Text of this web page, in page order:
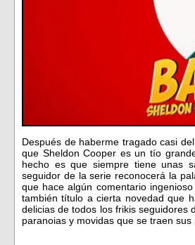
Después de haberme tragado casi
que Sheldon Cooper es un tío
hecho es que siempre tiene unas
seguidor de la serie reconocerá la
que hace algún comentario
también título a cierta novedad que
delicias de todos los frikis seguidores
paranoias y movidas que se traen